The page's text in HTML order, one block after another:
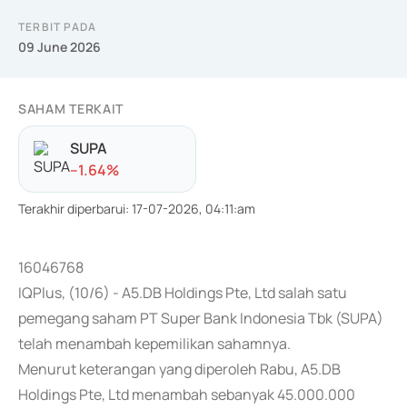
TERBIT PADA
09 June 2026
SAHAM TERKAIT
SUPA
--1.64%
Terakhir diperbarui: 17-07-2026, 04:11:am
16046768
IQPlus, (10/6) - A5.DB Holdings Pte, Ltd salah satu
pemegang saham PT Super Bank Indonesia Tbk (SUPA)
telah menambah kepemilikan sahamnya.
Menurut keterangan yang diperoleh Rabu, A5.DB
Holdings Pte, Ltd menambah sebanyak 45.000.000